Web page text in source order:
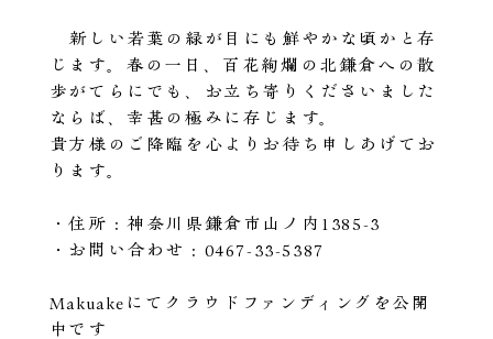
新しい若葉の緑が目にも鮮やかな頃かと存
じます。春の一日、百花絢爛の北鎌倉への散
歩がてらにでも、お立ち寄りくださいました
ならば、幸甚の極みに存じます。
貴方様のご降臨を心よりお待ち申しあげてお
ります。
・住所：神奈川県鎌倉市山ノ内1385-3
・お問い合わせ：0467-33-5387
Makuakeにてクラウドファンディングを公開
中です